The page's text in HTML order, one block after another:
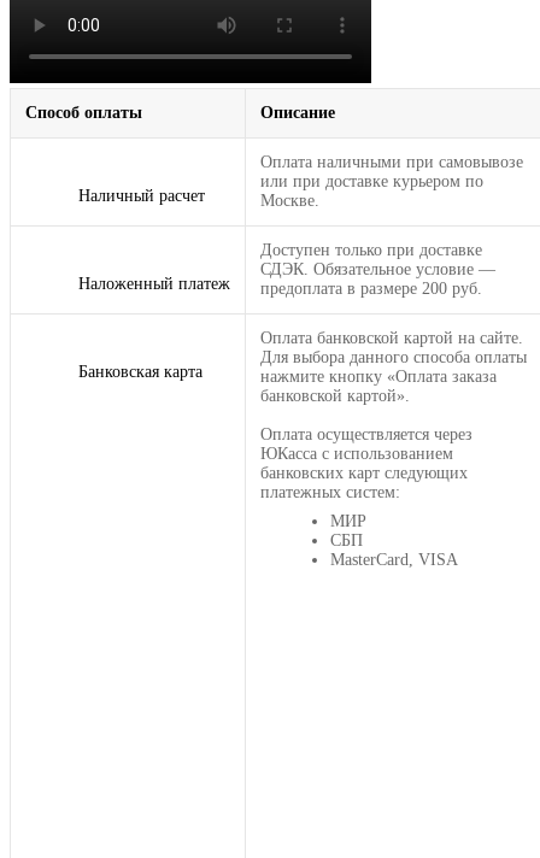
Способ оплаты Описание
Наличный расчет
Оплата наличными при самовывозе
или при доставке курьером по
Москве.
Наложенный платеж
Доступен только при доставке
СДЭК. Обязательное условие —
предоплата в размере 200 руб.
Банковская карта
Оплата банковской картой на сайте.
Для выбора данного способа оплаты
нажмите кнопку «Оплата заказа
банковской картой».
Оплата осуществляется через
ЮКасса с использованием
банковских карт следующих
платежных систем:
МИР
СБП
MasterCard, VISA